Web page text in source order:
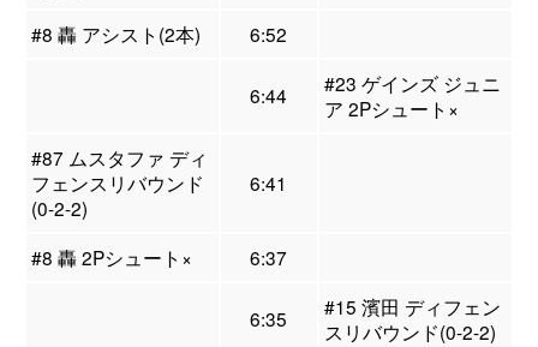
#8 轟 アシスト(2本)
6:52
6:44
#23 ゲインズ ジュニ
ア 2Pシュート×
#87 ムスタファ ディ
フェンスリバウンド
(0-2-2)
6:41
#8 轟 2Pシュート× 6:37
6:35
#15 濱田 ディフェン
スリバウンド(0-2-2)